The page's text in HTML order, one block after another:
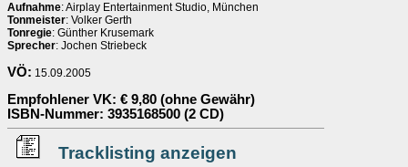
Aufnahme: Airplay Entertainment Studio, München
Tonmeister: Volker Gerth
Tonregie: Günther Krusemark
Sprecher: Jochen Striebeck
VÖ: 15.09.2005
Empfohlener VK: € 9,80 (ohne Gewähr)
ISBN-Nummer: 3935168500 (2 CD)
Tracklisting anzeigen